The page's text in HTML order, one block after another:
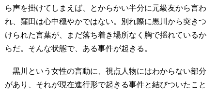
ら声を掛けてしまえば、とからかい半分に元級友から言わ
れ、窪田は心中穏やかではない。別れ際に黒川から突きつ
けられた言葉が、まだ落ち着き場所なく胸で揺れているか
らだ。そんな状態で、ある事件が起きる。
黒川という女性の言動に、視点人物にはわからない部分
があり、それが現在進行形で起きる事件と結びついたこと